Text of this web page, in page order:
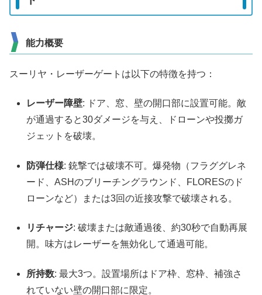
能力概要
スーリヤ・レーザーゲートは以下の特徴を持つ：
レーザー障壁: ドア、窓、壁の開口部に設置可能。敵
が通過すると30ダメージを与え、ドローンや投擲ガ
ジェットを破壊。
防弾仕様: 銃撃では破壊不可。爆発物（フラググレネ
ード、ASHのブリーチングラウンド、FLORESのド
ローンなど）または3回の近接攻撃で破壊される。
リチャージ: 破壊または敵通過後、約30秒で自動再展
開。味方はレーザーを無効化して通過可能。
所持数: 最大3つ。設置場所はドア枠、窓枠、補強さ
れていない壁の開口部に限定。